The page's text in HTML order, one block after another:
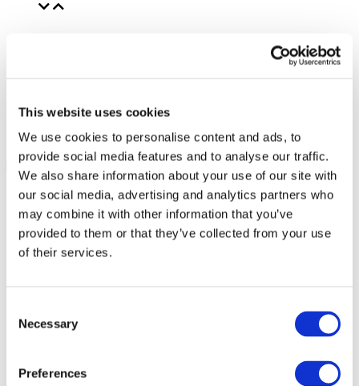
This website uses cookies
We use cookies to personalise content and ads, to
provide social media features and to analyse our traffic.
We also share information about your use of our site with
our social media, advertising and analytics partners who
may combine it with other information that you’ve
provided to them or that they’ve collected from your use
of their services.
Selection
Necessary
Preferences